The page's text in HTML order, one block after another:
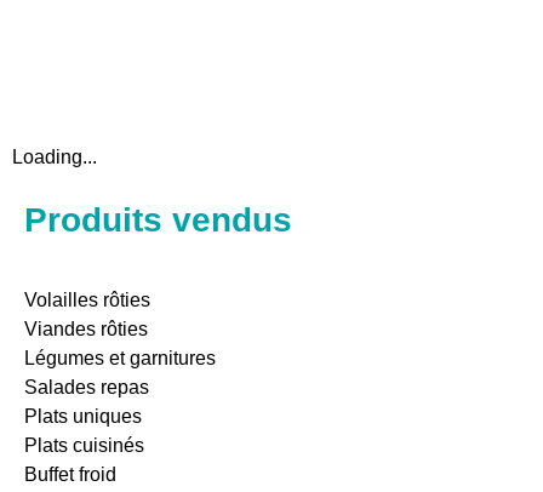
Loading...
Produits vendus
Volailles rôties
Viandes rôties
Légumes et garnitures
Salades repas
Plats uniques
Plats cuisinés
Buffet froid